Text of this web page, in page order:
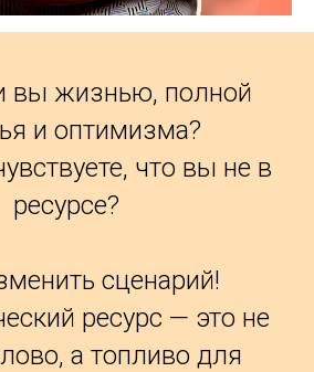
вы жизнью, полной
и оптимизма?
что вы не в
ресурсе?
сценарий!
ресурс — это не
а топливо для